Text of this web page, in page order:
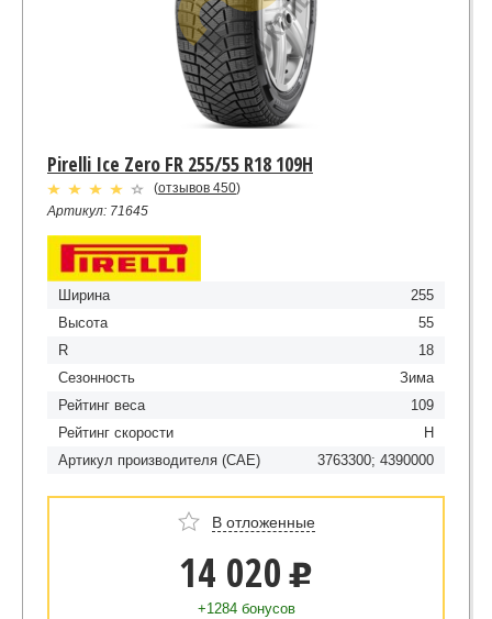
Pirelli Ice Zero FR 255/55 R18 109H
(отзывов 450)
Артикул: 71645
Ширина
255
Высота
55
R
18
Сезонность
Зима
Рейтинг веса
109
Рейтинг скорости
H
Артикул производителя (CAE)
3763300; 4390000
В отложенные
14 020 u
+1284 бонусов